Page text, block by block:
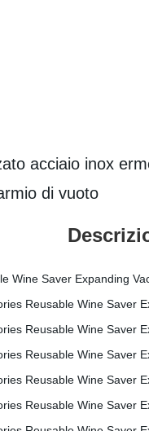
acciaio inox
di vuoto